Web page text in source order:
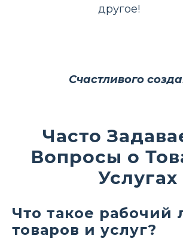
другое!
Счастливого
Часто
Вопросы о
Услугах
Что такое рабочий
товаров и услуг?